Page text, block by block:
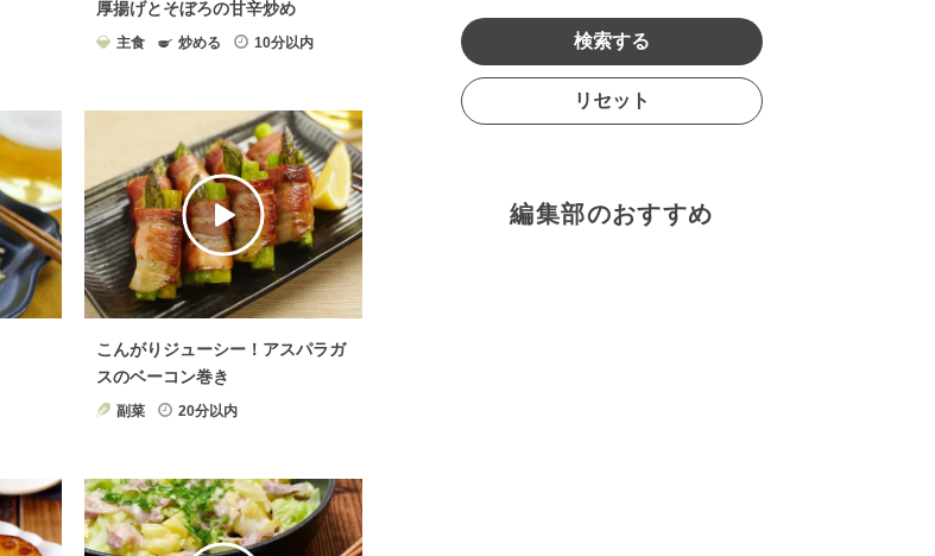
厚揚げとそぼろの甘辛炒め
主食 炒める 10分以内
こんがりジューシー！アスパラガ
スのベーコン巻き
副菜 20分以内
検索する
リセット
編集部のおすすめ